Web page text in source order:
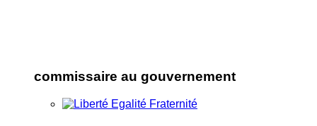
commissaire au gouvernement